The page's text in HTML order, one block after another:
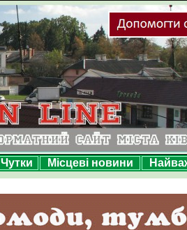
Чутки Місцеві новини